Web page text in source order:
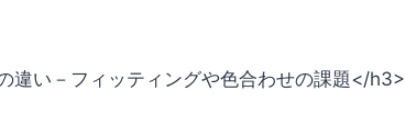
違い－フィッティングや色合わせの課題</h3>